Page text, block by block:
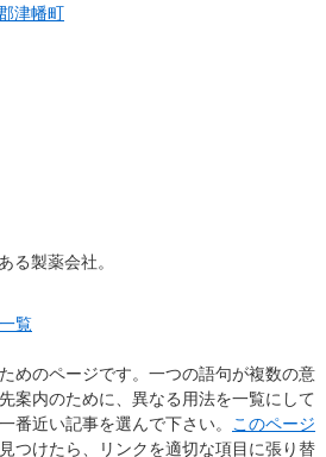
津幡町
る製薬会社。
覧
めのページです。一つの語句が複数の意
案内のために、異なる用法を一覧にして
番近い記事を選んで下さい。 このページ
つけたら、リンクを適切な項目に張り替